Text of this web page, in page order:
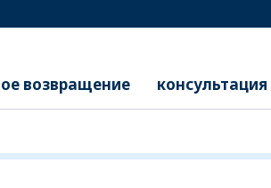
возвращение консультация